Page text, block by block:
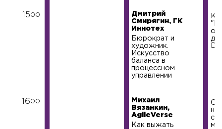
1500
1600
Дмитрий
Смирягин, ГК
Иннотех
Бюрократ и
художник.
Искусство
баланса в
процессном
управлении
Михаил
Вязанкин,
AgileVerse
Как выжать